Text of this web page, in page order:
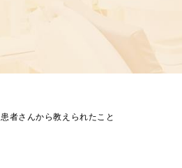
患者さんから教えられたこと